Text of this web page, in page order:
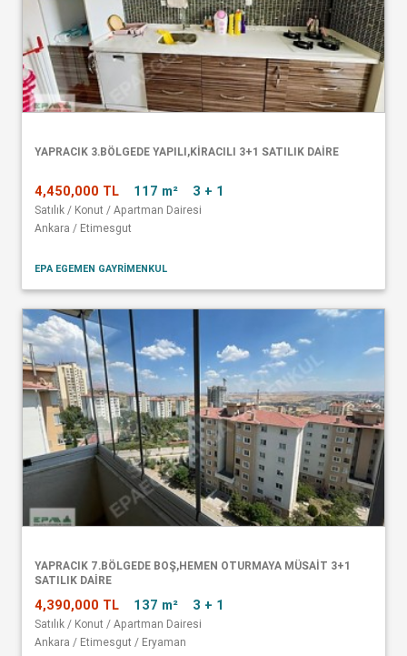
YAPRACIK 3.BÖLGEDE YAPILI,KİRACILI 3+1 SATILIK DAİRE
4,450,000 TL 117 m² 3 + 1
Satılık / Konut / Apartman Dairesi
Ankara / Etimesgut
EPA EGEMEN GAYRİMENKUL
YAPRACIK 7.BÖLGEDE BOŞ,HEMEN OTURMAYA MÜSAİT 3+1
SATILIK DAİRE
4,390,000 TL 137 m² 3 + 1
Satılık / Konut / Apartman Dairesi
Ankara / Etimesgut / Eryaman